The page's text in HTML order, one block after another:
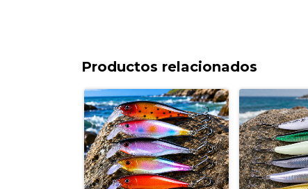
Productos relacionados